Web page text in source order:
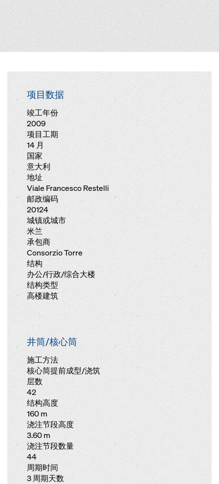
项目数据
竣工年份
2009
项目工期
14 月
国家
意大利
地址
Viale Francesco Restelli
邮政编码
20124
城镇或城市
米兰
承包商
Consorzio Torre
结构
办公/行政/综合大楼
结构类型
高楼建筑
井筒/核心筒
施工方法
核心筒提前成型/浇筑
层数
42
结构高度
160 m
浇注节段高度
3.60 m
浇注节段数量
44
周期时间
3 周期天数